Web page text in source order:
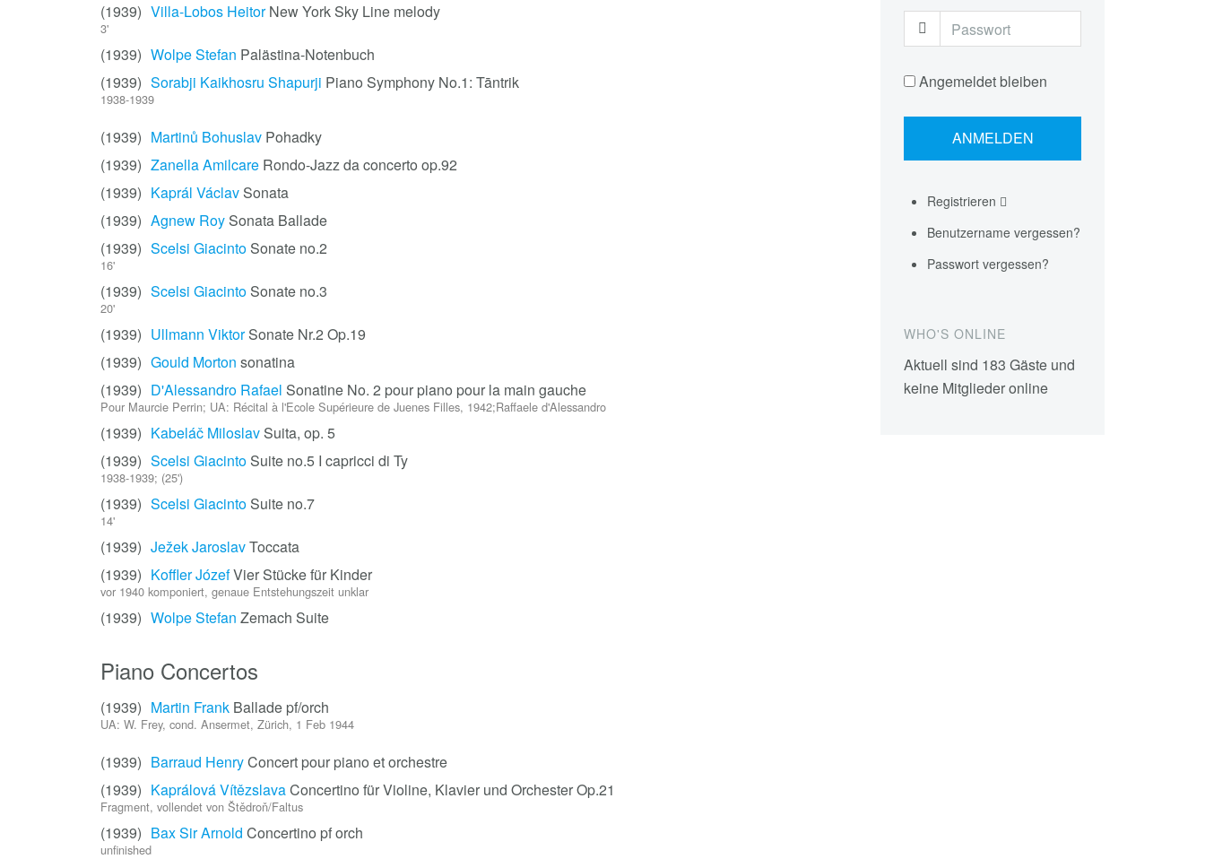
Villa-Lobos HeitorNew York Sky Line melody
(1939)
3'
Wolpe Stefan Palästina-Notenbuch
(1939)
Sorabji Kaikhosru Shapurji Piano Symphony No.1: Tāntrik
(1939)
1938-1939
Martinů Bohuslav Pohadky
(1939)
Zanella Amilcare Rondo-Jazz da concerto op.92
(1939)
Kaprál Václav Sonata
(1939)
Agnew Roy Sonata Ballade
(1939)
Scelsi Giacinto Sonate no.2
(1939)
16'
Scelsi Giacinto Sonate no.3
(1939)
20'
Ullmann ViktorSonate Nr.2 Op.19
(1939)
Gould Morton sonatina
(1939)
D'Alessandro Rafael Sonatine No. 2 pour piano pour la main gauche
(1939)
Pour Maurcie Perrin; UA: Récital à l'Ecole Supérieure de Juenes Filles, 1942;Raffaele d'Alessandro
Kabeláč Miloslav Suita, op. 5
(1939)
Scelsi Giacinto Suite no.5 I capricci di Ty
(1939)
1938-1939; (25')
Scelsi Giacinto Suite no.7
(1939)
14'
Ježek JaroslavToccata
(1939)
Koffler JózefVier Stücke für Kinder
(1939)
vor 1940 komponiert, genaue Entstehungszeit unklar
Wolpe Stefan Zemach Suite
(1939)
Piano Concertos
Martin Frank Ballade pf/orch
(1939)
UA: W. Frey, cond. Ansermet, Zürich, 1 Feb 1944
Barraud HenryConcert pour piano et orchestre
(1939)
Kaprálová VítězslavaConcertino für Violine, Klavier und Orchester Op.21
(1939)
Fragment, vollendet von Štědroň/Faltus
Bax Sir Arnold Concertino pf orch
(1939)
unfinished
Angemeldet bleiben
Registrieren
Benutzername vergessen?
Passwort vergessen?
WHO'S ONLINE
Aktuell sind 183 Gäste und
keine Mitglieder online